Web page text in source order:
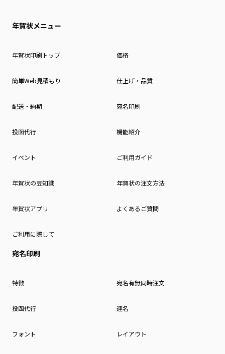
年賀状メニュー
年賀状印刷トップ 価格
簡単Web見積もり 仕上げ・品質
配送・納期 宛名印刷
投函代行 機能紹介
イベント ご利用ガイド
年賀状の豆知識 年賀状の注文方法
年賀状アプリ よくあるご質問
ご利用に際して
宛名印刷
特徴 宛名有無同時注文
投函代行 連名
フォント レイアウト